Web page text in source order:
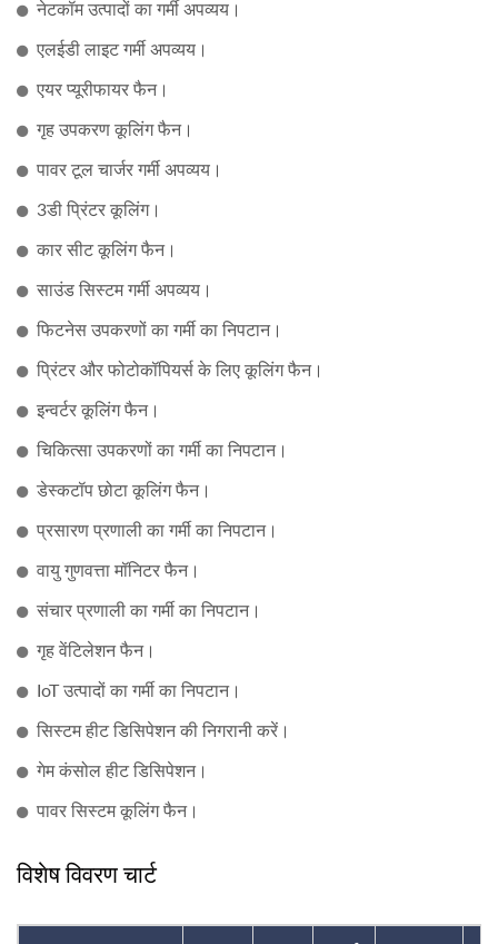
नेटकॉम उत्पादों का गर्मी अपव्यय।
एलईडी लाइट गर्मी अपव्यय।
एयर प्यूरीफायर फैन।
गृह उपकरण कूलिंग फैन।
पावर टूल चार्जर गर्मी अपव्यय।
3डी प्रिंटर कूलिंग।
कार सीट कूलिंग फैन।
साउंड सिस्टम गर्मी अपव्यय।
फिटनेस उपकरणों का गर्मी का निपटान।
प्रिंटर और फोटोकॉपियर्स के लिए कूलिंग फैन।
इन्वर्टर कूलिंग फैन।
चिकित्सा उपकरणों का गर्मी का निपटान।
डेस्कटॉप छोटा कूलिंग फैन।
प्रसारण प्रणाली का गर्मी का निपटान।
वायु गुणवत्ता मॉनिटर फैन।
संचार प्रणाली का गर्मी का निपटान।
गृह वेंटिलेशन फैन।
IoT उत्पादों का गर्मी का निपटान।
सिस्टम हीट डिसिपेशन की निगरानी करें।
गेम कंसोल हीट डिसिपेशन।
पावर सिस्टम कूलिंग फैन।
विशेष विवरण चार्ट